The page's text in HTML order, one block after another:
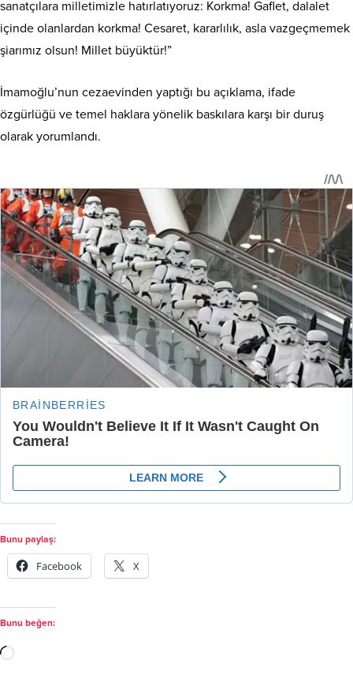
sanatçılara milletimizle hatırlatıyoruz: Korkma! Gaflet, dalalet
içinde olanlardan korkma! Cesaret, kararlılık, asla vazgeçmemek
şiarımız olsun! Millet büyüktür!”
İmamoğlu’nun cezaevinden yaptığı bu açıklama, ifade
özgürlüğü ve temel haklara yönelik baskılara karşı bir duruş
olarak yorumlandı.
Bunu paylaş:
Facebook X
Bunu beğen: